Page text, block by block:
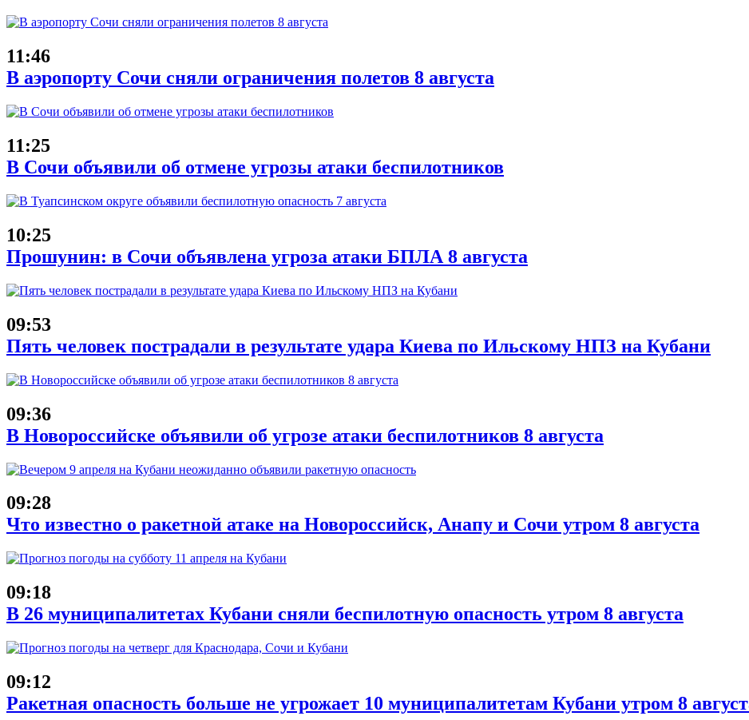
11:46
В аэропорту Сочи сняли ограничения полетов 8 августа
11:25
В Сочи объявили об отмене угрозы атаки беспилотников
10:25
Прошунин: в Сочи объявлена угроза атаки БПЛА 8 августа
09:53
Пять человек пострадали в результате удара Киева по Ильскому НПЗ на Кубани
09:36
В Новороссийске объявили об угрозе атаки беспилотников 8 августа
09:28
Что известно о ракетной атаке на Новороссийск, Анапу и Сочи утром 8 августа
09:18
В 26 муниципалитетах Кубани сняли беспилотную опасность утром 8 августа
09:12
Ракетная опасность больше не угрожает 10 муниципалитетам Кубани утром 8